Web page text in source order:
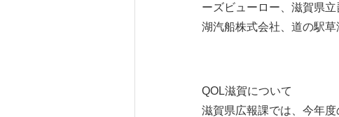
ーズビューロー、滋賀県
湖汽船株式会社、道の駅
QOL滋賀について
滋賀県広報課では、今年